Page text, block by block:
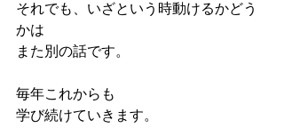
それでも、いざという時動けるかどう
かは
また別の話です。
毎年これからも
学び続けていきます。